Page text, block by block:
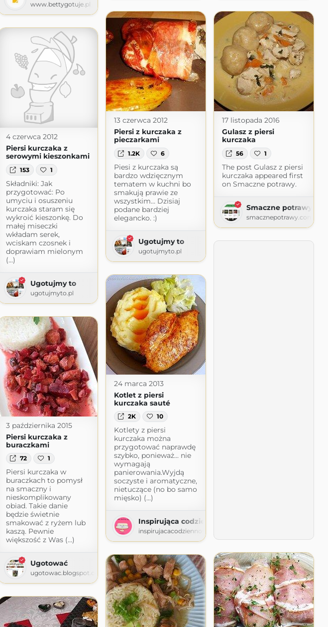
www.bettygotuje.pl
13 czerwca 2012
Piersi z kurczaka z
pieczarkami
1.2K 6
Piesi z kurczaka są
bardzo wdzięcznym
tematem w kuchni bo
smakują prawie ze
wszystkim… Dzisiaj
podane bardziej
elegancko. :)
Ugotujmy to
ugotujmyto.pl
17 listopada 2016
Gulasz z piersi
kurczaka
56 1
The post Gulasz z piersi
kurczaka appeared first
on Smaczne potrawy.
Smaczne potrawy
smacznepotrawy.com
4 czerwca 2012
Piersi kurczaka z
serowymi kieszonkami
153 1
Składniki: Jak
przygotować: Po
umyciu i osuszeniu
kurczaka staram się
wykroić kieszonkę. Do
małej miseczki
wkładam serek,
wciskam czosnek i
doprawiam mielonym
(...)
Ugotujmy to
ugotujmyto.pl
24 marca 2013
Kotlet z piersi
kurczaka sauté
2K 10
Kotlety z piersi
kurczaka można
przygotować naprawdę
szybko, ponieważ... nie
wymagają
panierowania.Wyjdą
soczyste i aromatyczne,
nietuczące (no bo samo
mięsko) (...)
Inspirująca codzienność
inspirujacacodziennosc.blogspot.com
3 października 2015
Piersi kurczaka z
buraczkami
72 1
Piersi kurczaka w
buraczkach to pomysł
na smaczny i
nieskomplikowany
obiad. Takie danie
będzie świetnie
smakować z ryżem lub
kaszą. Pewnie
większość z Was (...)
Ugotować
ugotowac.blogspot.com